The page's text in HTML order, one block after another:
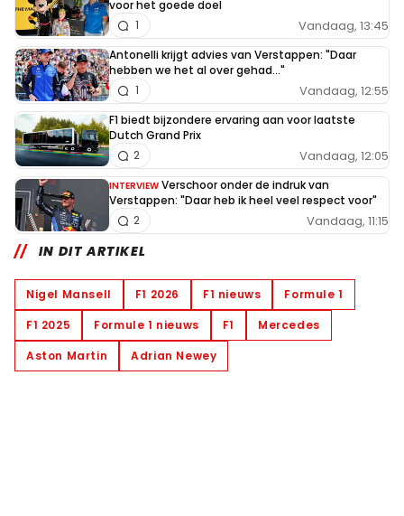
voor het goede doel
Vandaag, 13:45
1
Antonelli krijgt advies van Verstappen: "Daar
hebben we het al over gehad..."
Vandaag, 12:55
1
F1 biedt bijzondere ervaring aan voor laatste
Dutch Grand Prix
Vandaag, 12:05
2
INTERVIEW Verschoor onder de indruk van
Verstappen: "Daar heb ik heel veel respect voor"
Vandaag, 11:15
2
IN DIT ARTIKEL
Nigel Mansell F1 2026 F1 nieuws
Formule 1
F1 2025
Formule 1 nieuws F1
Mercedes
Aston Martin
Adrian Newey